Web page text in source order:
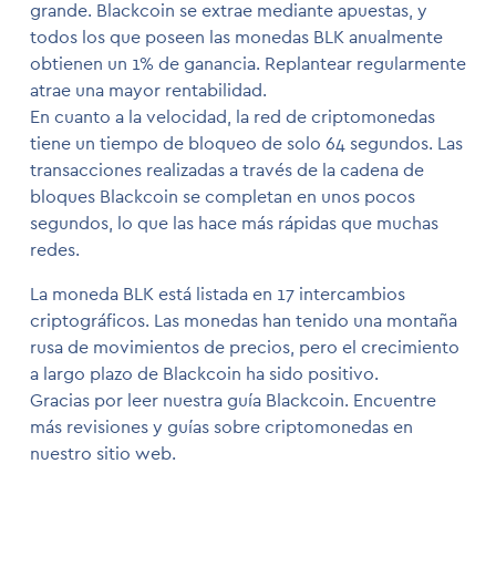
grande. Blackcoin se extrae mediante apuestas, y
todos los que poseen las monedas BLK anualmente
obtienen un 1% de ganancia. Replantear regularmente
atrae una mayor rentabilidad.
En cuanto a la velocidad, la red de criptomonedas
tiene un tiempo de bloqueo de solo 64 segundos. Las
transacciones realizadas a través de la cadena de
bloques Blackcoin se completan en unos pocos
segundos, lo que las hace más rápidas que muchas
redes.
La moneda BLK está listada en 17 intercambios
criptográficos. Las monedas han tenido una montaña
rusa de movimientos de precios, pero el crecimiento
a largo plazo de Blackcoin ha sido positivo.
Gracias por leer nuestra guía Blackcoin. Encuentre
más revisiones y guías sobre criptomonedas en
nuestro sitio web.